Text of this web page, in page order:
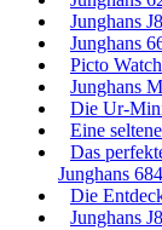
Junghans
Junghans
Picto
Junghans
Die Ur-
Eine
Das
Junghans
Die
Junghans